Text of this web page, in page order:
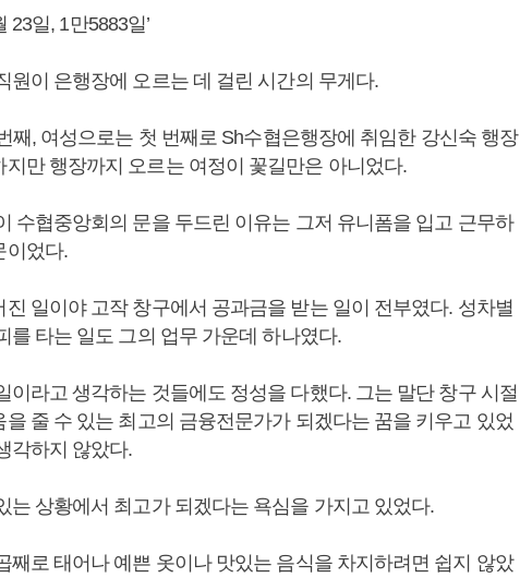
23일, 1만5883일’
원이 은행장에 오르는 데 걸린 시간의 무게다.
째, 여성으로는 첫 번째로 Sh수협은행장에 취임한 강신숙 행장
만 행장까지 오르는 여정이 꽃길만은 아니었다.
수협중앙회의 문을 두드린 이유는 그저 유니폼을 입고 근무하
이었다.
일이야 고작 창구에서 공과금을 받는 일이 전부였다. 성차별
를 타는 일도 그의 업무 가운데 하나였다.
이라고 생각하는 것들에도 정성을 다했다. 그는 말단 창구 시절
줄 수 있는 최고의 금융전문가가 되겠다는 꿈을 키우고 있었
각하지 않았다.
는 상황에서 최고가 되겠다는 욕심을 가지고 있었다.
째로 태어나 예쁜 옷이나 맛있는 음식을 차지하려면 쉽지 않았